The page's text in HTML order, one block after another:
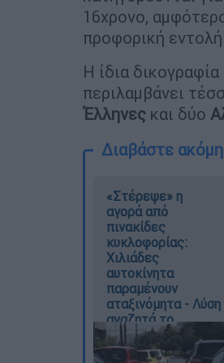
16χρονο,
προφορική εντολή
Η ίδια
περιλαμβάνει
Έλληνες και δύο
Διαβάστε ακόμη
«Στέρεψε» η
αγορά από
πινακίδες
κυκλοφορίας:
Χιλιάδες
αυτοκίνητα
παραμένουν
αταξινόμητα - Λύση
αναζητά το
υπουργείο